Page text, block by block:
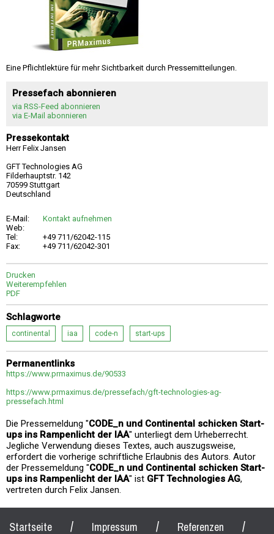
Eine Pflichtlektüre für mehr Sichtbarkeit durch Pressemitteilungen.
Pressefach abonnieren
via RSS-Feed abonnieren
via E-Mail abonnieren
Pressekontakt
Herr Felix Jansen
GFT Technologies AG
Filderhauptstr. 142
70599 Stuttgart
Deutschland
E-Mail:
Kontakt aufnehmen
Web:
Tel:
+49 711/62042-115
Fax:
+49 711/62042-301
Drucken
Weiterempfehlen
PDF
Schlagworte
continental iaa code-n start-ups
Permanentlinks
https://www.prmaximus.de/90533
https://www.prmaximus.de/pressefach/gft-technologies-ag-
pressefach.html
Die Pressemeldung "CODE_n und Continental schicken Start-
ups ins Rampenlicht der IAA" unterliegt dem Urheberrecht.
Jegliche Verwendung dieses Textes, auch auszugsweise,
erfordert die vorherige schriftliche Erlaubnis des Autors. Autor
der Pressemeldung "CODE_n und Continental schicken Start-
ups ins Rampenlicht der IAA" ist GFT Technologies AG,
vertreten durch Felix Jansen.
Startseite / Impressum / Referenzen /